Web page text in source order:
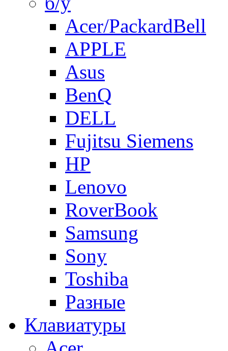
Acer/PackardBell
APPLE
Asus
BenQ
DELL
Fujitsu Siemens
HP
Lenovo
RoverBook
Samsung
Sony
Toshiba
Разные
Клавиатуры